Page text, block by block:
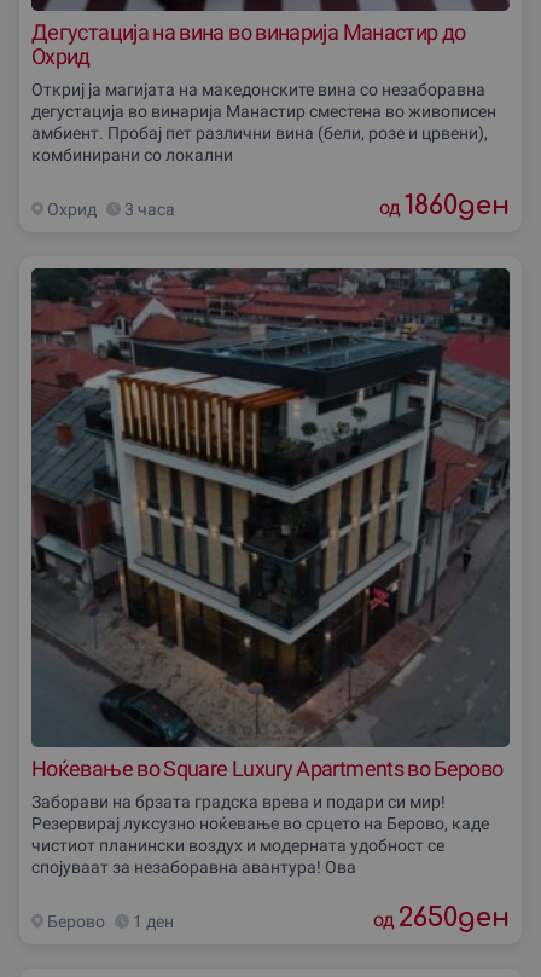
Дегустација на вина во винариjа Манастир до
Охрид
Откриј ја магијата на македонските вина со незаборавна
дегустација во винариjа Манастир сместена во живописен
амбиент. Пробај пет различни вина (бели, розе и црвени),
комбинирани со локални
Охрид 3 часа од 1860ден
Ноќевање во Square Luxury Apartments во Берово
Заборави на брзата градска врева и подари си мир!
Резервирај луксузно ноќевање во срцето на Берово, каде
чистиот планински воздух и модерната удобност се
спојуваат за незаборавна авантура! Ова
Берово 1 ден од 2650ден